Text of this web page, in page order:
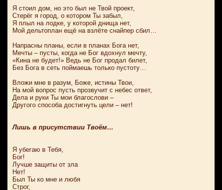
Я стоил дом, но это был не Твой проект,
Стерёг я город, о котором Ты забыл,
Я плыл на лодке, у которой днища нет,
Мой дельтоплан ещё на взлёте снайпер сбил…
Напрасны планы, если в планах Бога нет,
Мечты – пусты, когда не Бог вдохнул мечту,
«Кина не будет!» Ведь не Бог продал билет,
Без Бога в сеть поймаешь только пустоту…
Вложи мне в разум, Боже, истины Твои,
На мой вопрос пусть прозвучит с небес ответ,
Дела и руки Ты мои благослови –
Другого способа достигнуть цели – нет!
Лишь в присутствии Твоём…
Я убегаю в Тебя,
Бог!
Лучше защиты от зла
Нет!
Был Ты ко мне и любя
Строг,